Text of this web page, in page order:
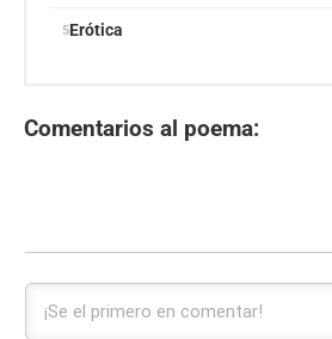
Erótica
Comentarios al poema: